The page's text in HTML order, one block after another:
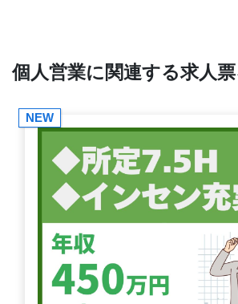
個人営業に関連する求人
NEW